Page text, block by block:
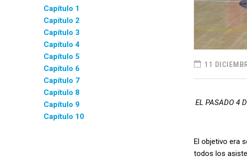
11
EL PASADO 4
El objetivo era
todos los
Capítulo 1
Capítulo 2
Capítulo 3
Capítulo 4
Capítulo 5
Capítulo 6
Capítulo 7
Capítulo 8
Capítulo 9
Capítulo 10